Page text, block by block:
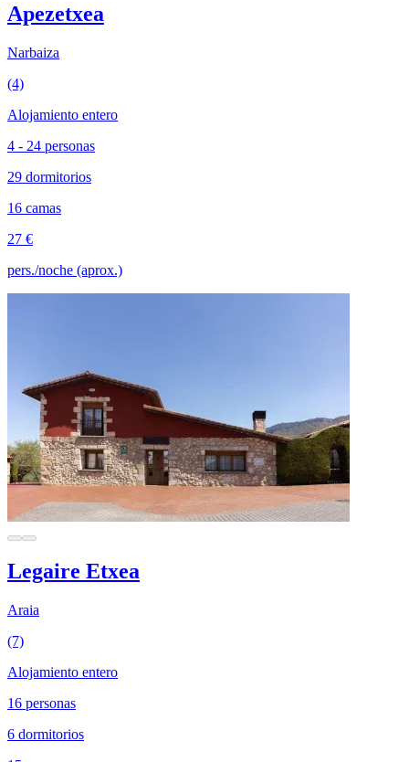
Apezetxea
Narbaiza
(4)
Alojamiento entero
4 - 24 personas
29 dormitorios
16 camas
27 €
pers./noche (aprox.)
Legaire Etxea
Araia
(7)
Alojamiento entero
16 personas
6 dormitorios